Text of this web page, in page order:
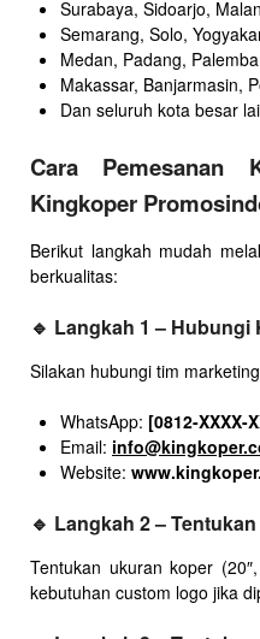
Surabaya, Sidoarjo,
Semarang, Solo,
Medan, Padang,
Makassar, Banjarmasin,
Dan seluruh kota besar
Cara Pemesanan
Kingkoper
Berikut langkah mudah
berkualitas:
🔹 Langkah 1 – Hubungi
Silakan hubungi tim
WhatsApp: [0812-XXXX-
Email:
Website:
🔹 Langkah 2 –
Tentukan ukuran koper
kebutuhan custom logo jika